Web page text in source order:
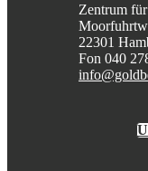
Zentrum
22301
Fon 040